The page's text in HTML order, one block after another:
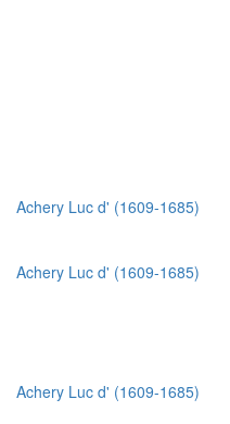
Achery Luc d' (1609-1685)
Achery Luc d' (1609-1685)
Achery Luc d' (1609-1685)